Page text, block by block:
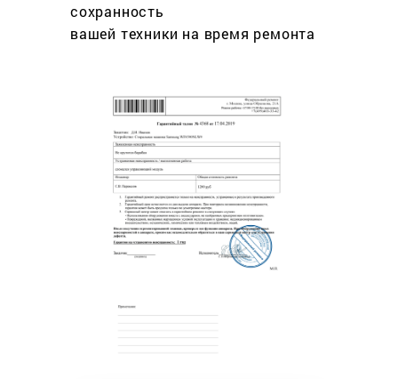
сохранность
вашей техники на время ремонта